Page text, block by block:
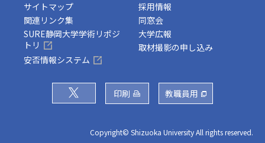
サイトマップ
関連リンク集
採用情報
同窓会
SURE静岡大学学術リポジ
トリ
安否情報システム
大学広報
取材撮影の申し込み
印刷 教職員用
Copyright© Shizuoka University All rights reserved.